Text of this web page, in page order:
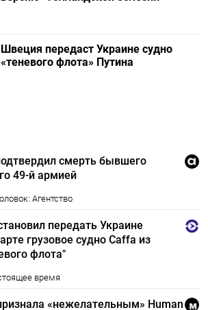
Швеция передаст Украине судно
«теневого флота» Путина